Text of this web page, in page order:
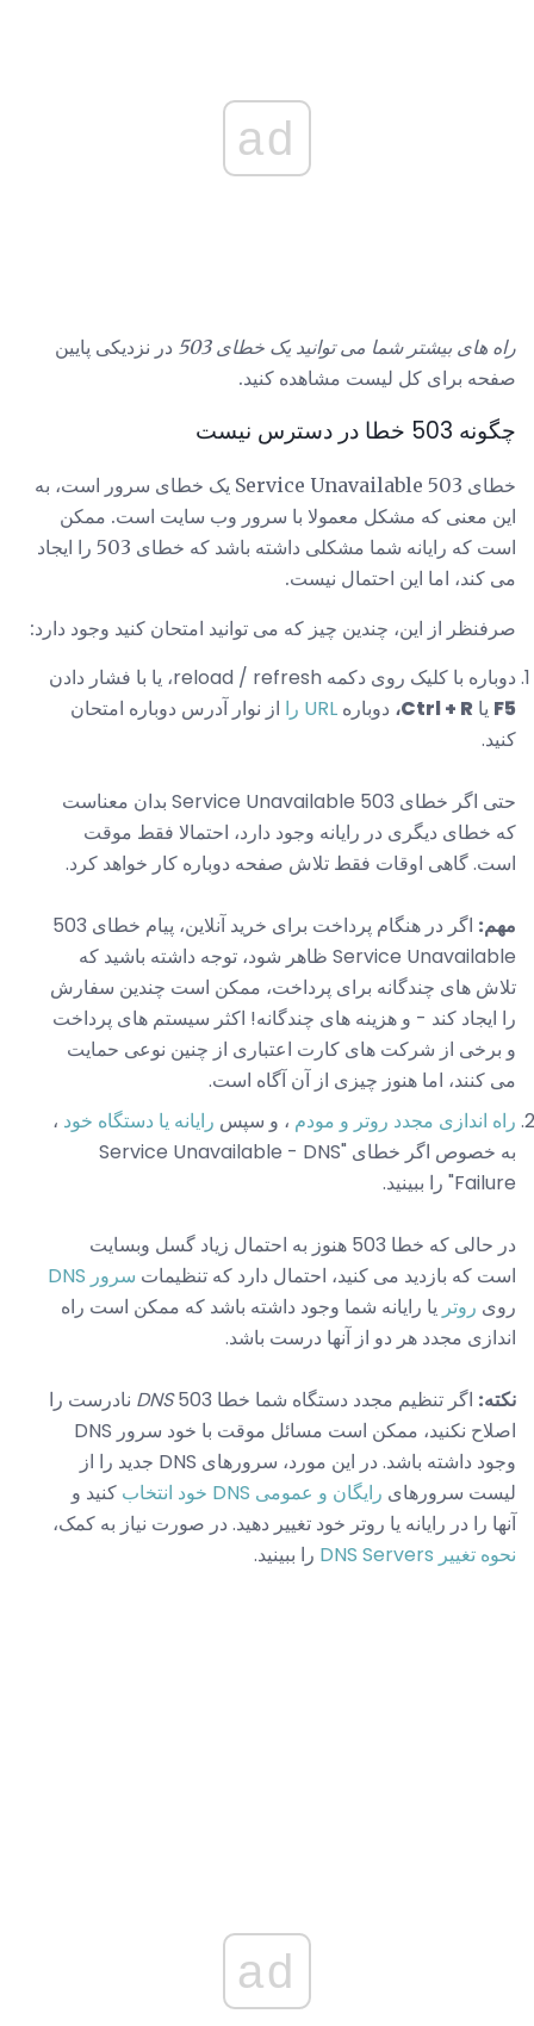
ad
راه های بیشتر شما می توانید یک خطای 503
در نزدیکی پایین
صفحه برای کل لیست مشاهده کنید.
چگونه 503 خطا در دسترس نیست
خطای 503 Service Unavailable یک خطای سرور است، به
این معنی که مشکل معمولا با سرور وب سایت است. ممکن
است که رایانه شما مشکلی داشته باشد که خطای 503 را ایجاد
می کند، اما این احتمال نیست.
صرفنظر از این، چندین چیز که می توانید امتحان کنید وجود دارد:
دوباره با کلیک روی دکمه reload / refresh، یا با فشار دادن
F5 یا Ctrl + R، دوباره URL را
از نوار آدرس دوباره امتحان
کنید.
حتی اگر خطای 503 Service Unavailable بدان معناست
که خطای دیگری در رایانه وجود دارد، احتمالا فقط موقت
است. گاهی اوقات فقط تلاش صفحه دوباره کار خواهد کرد.
مهم:
اگر در هنگام پرداخت برای خرید آنلاین، پیام خطای 503
Service Unavailable ظاهر شود، توجه داشته باشید که
تلاش های چندگانه برای پرداخت، ممکن است چندین سفارش
را ایجاد کند - و هزینه های چندگانه! اکثر سیستم های پرداخت
و برخی از شرکت های کارت اعتباری از چنین نوعی حمایت
می کنند، اما هنوز چیزی از آن آگاه است.
راه اندازی مجدد روتر و مودم ، و سپس رایانه یا دستگاه خود ،
به خصوص اگر خطای "Service Unavailable - DNS
Failure" را ببینید.
در حالی که خطا 503 هنوز به احتمال زیاد گسل وبسایت
است که بازدید می کنید، احتمال دارد که تنظیمات سرور DNS
روی روتر یا رایانه شما وجود داشته باشد که ممکن است راه
اندازی مجدد هر دو از آنها درست باشد.
نکته: اگر تنظیم مجدد دستگاه شما خطا 503 DNS نادرست را
اصلاح نکنید، ممکن است مسائل موقت با خود سرور DNS
وجود داشته باشد. در این مورد، سرورهای DNS جدید را از
لیست سرورهای رایگان و عمومی DNS خود انتخاب
کنید و
آنها را در رایانه یا روتر خود تغییر دهید. در صورت نیاز به کمک،
نحوه تغییر DNS Servers
را ببینید.
ad